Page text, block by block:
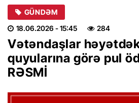
GÜNDƏM
18.06.2026 - 15:45 284
Vətəndaşlar
quyularına görə pul
RƏSMİ